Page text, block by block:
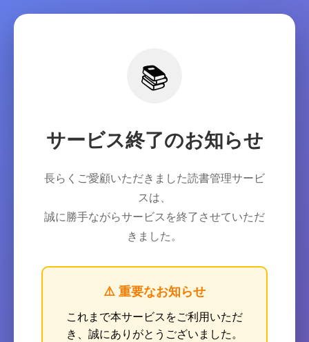
📚
サービス終了のお知らせ
長らくご愛顧いただきました読書管理サービ
スは、
誠に勝手ながらサービスを終了させていただ
きました。
⚠️ 重要なお知らせ
これまで本サービスをご利用いただ
き、誠にありがとうございました。